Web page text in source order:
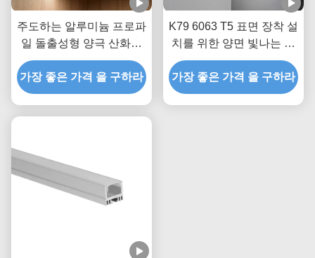
주도하는 알루미늄 프로파
일 돌출성형 양극 산화된
12 밀리미터 알루미늄
LED 벽 조명
가장 좋은 가격 을 구하라
K79 6063 T5 표면 장착 설
치를 위한 양면 빛나는 알
루미늄 LED 프로필
가장 좋은 가격 을 구하라